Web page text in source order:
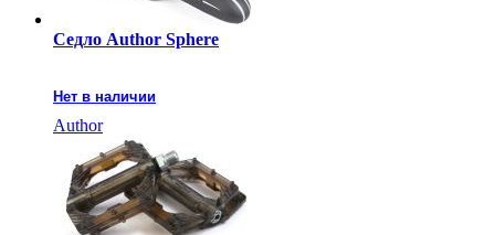
Седло Author Sphere
Нет в наличии
Author